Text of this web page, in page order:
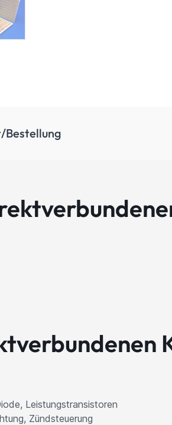
Bestellung
Leistungstransistoren
Zündsteuerung